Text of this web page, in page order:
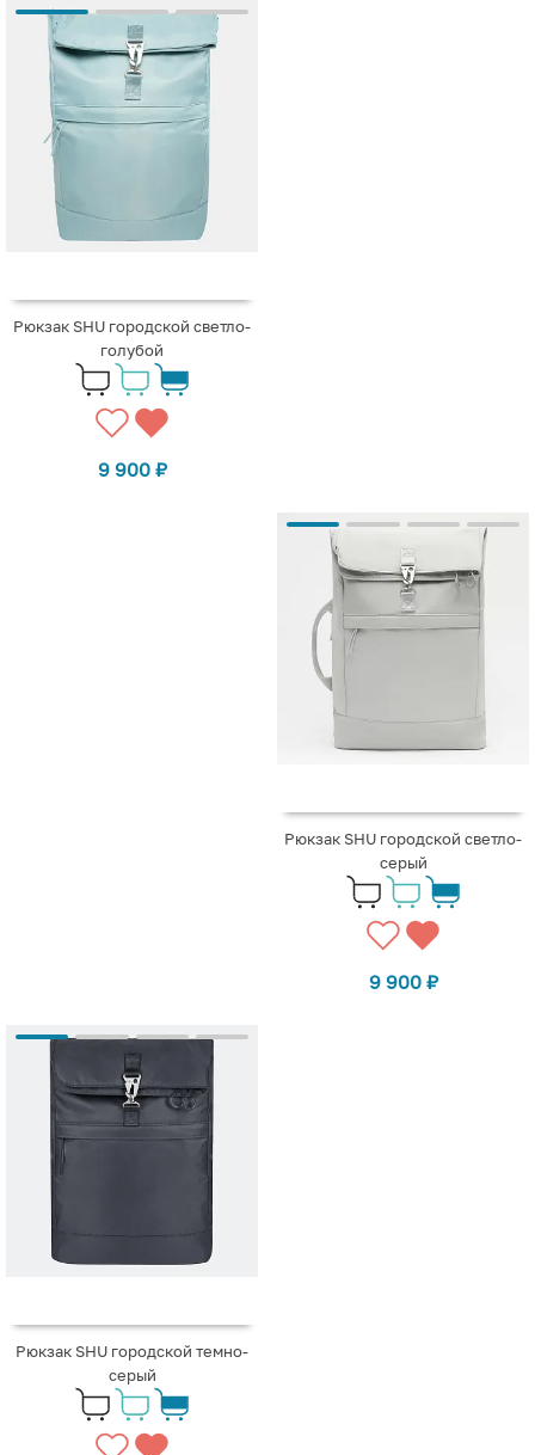
Рюкзак SHU городской светло-
голубой
9 900 ₽
Рюкзак SHU городской светло-
серый
9 900 ₽
Рюкзак SHU городской темно-
серый